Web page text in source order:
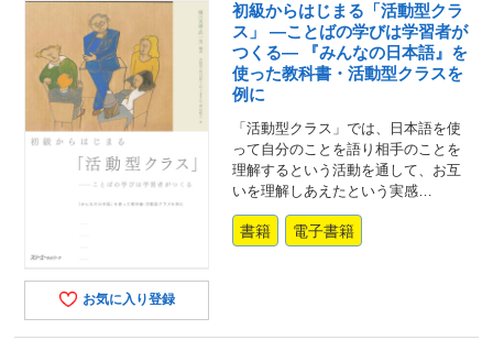
お気に入り登録
初級からはじまる「活動型クラ
ス」 ―ことばの学びは学習者が
つくる― 『みんなの日本語』を
使った教科書・活動型クラスを
例に
「活動型クラス」では、日本語を使
って自分のことを語り相手のことを
理解するという活動を通して、お互
いを理解しあえたという実感…
書籍 電子書籍